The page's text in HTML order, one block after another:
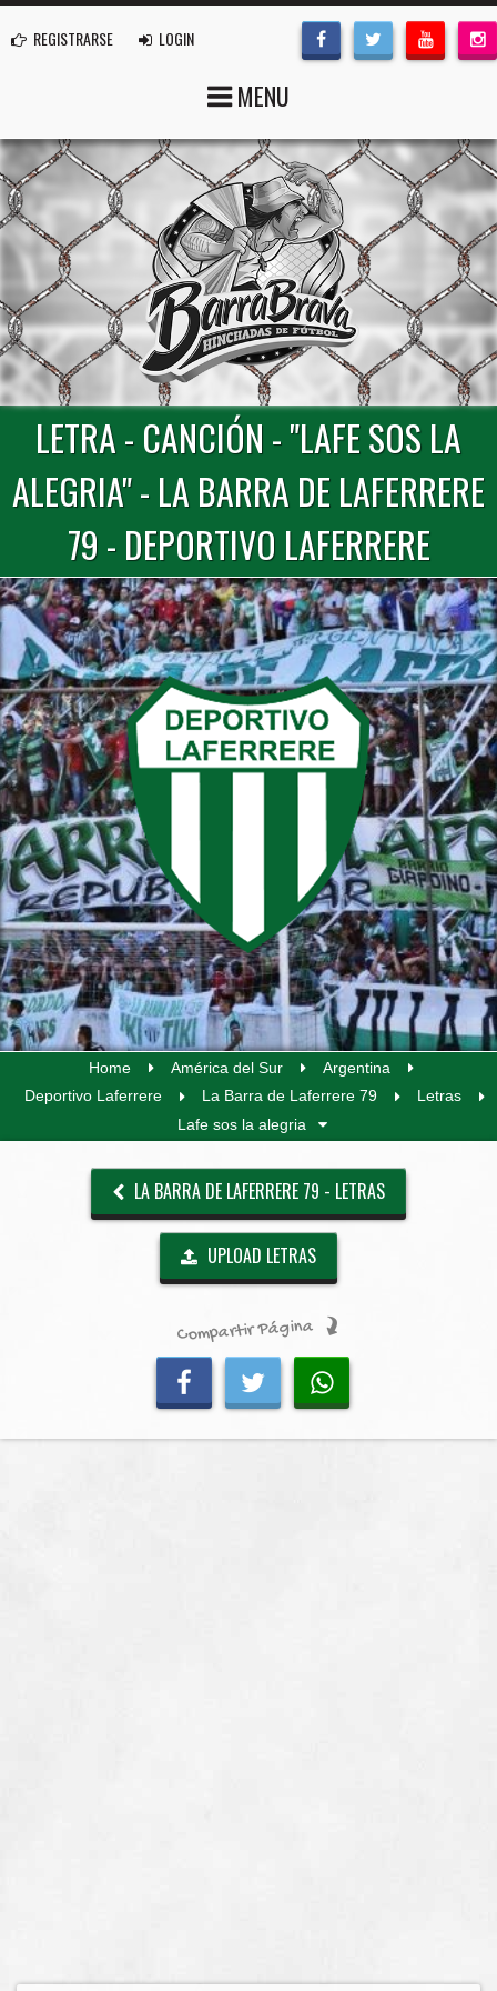
REGISTRARSE LOGIN
MENU
LETRA - CANCIÓN - "LAFE SOS LA
ALEGRIA" - LA BARRA DE LAFERRERE
79 - DEPORTIVO LAFERRERE
Home América del Sur
Argentina
Deportivo Laferrere
La Barra de Laferrere 79
Letras
Lafe sos la alegria
LA BARRA DE LAFERRERE 79 - LETRAS
UPLOAD LETRAS
Compartir Página